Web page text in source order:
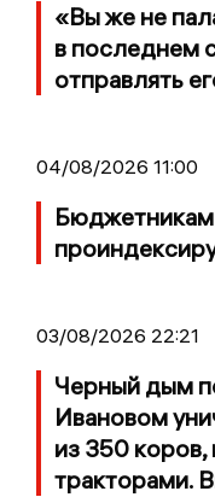
«Вы же не
в последнем
отправлять
04/08/2026 11:00
03/08/2026 22:21
Черный дым
Ивановом
из 350
тракторами.